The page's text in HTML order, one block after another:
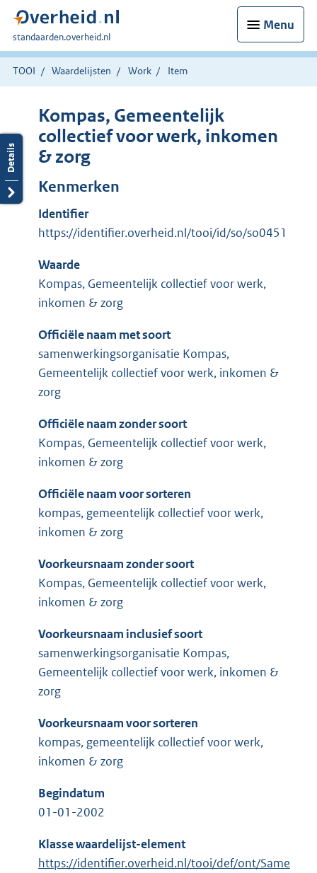
Menu
U
bent
hier:
standaarden.overheid.nl
TOOI Waardelijsten Work Item
Kompas, Gemeentelijk
collectief voor werk, inkomen
& zorg
Kenmerken
Identifier
https://identifier.overheid.nl/tooi/id/so/so0451
Waarde
Kompas, Gemeentelijk collectief voor werk,
inkomen & zorg
Officiële naam met soort
samenwerkingsorganisatie Kompas,
Gemeentelijk collectief voor werk, inkomen &
zorg
Officiële naam zonder soort
Kompas, Gemeentelijk collectief voor werk,
inkomen & zorg
Officiële naam voor sorteren
kompas, gemeentelijk collectief voor werk,
inkomen & zorg
Voorkeursnaam zonder soort
Kompas, Gemeentelijk collectief voor werk,
inkomen & zorg
Voorkeursnaam inclusief soort
samenwerkingsorganisatie Kompas,
Gemeentelijk collectief voor werk, inkomen &
zorg
Voorkeursnaam voor sorteren
kompas, gemeentelijk collectief voor werk,
inkomen & zorg
Begindatum
01-01-2002
Klasse waardelijst-element
https://identifier.overheid.nl/tooi/def/ont/Same